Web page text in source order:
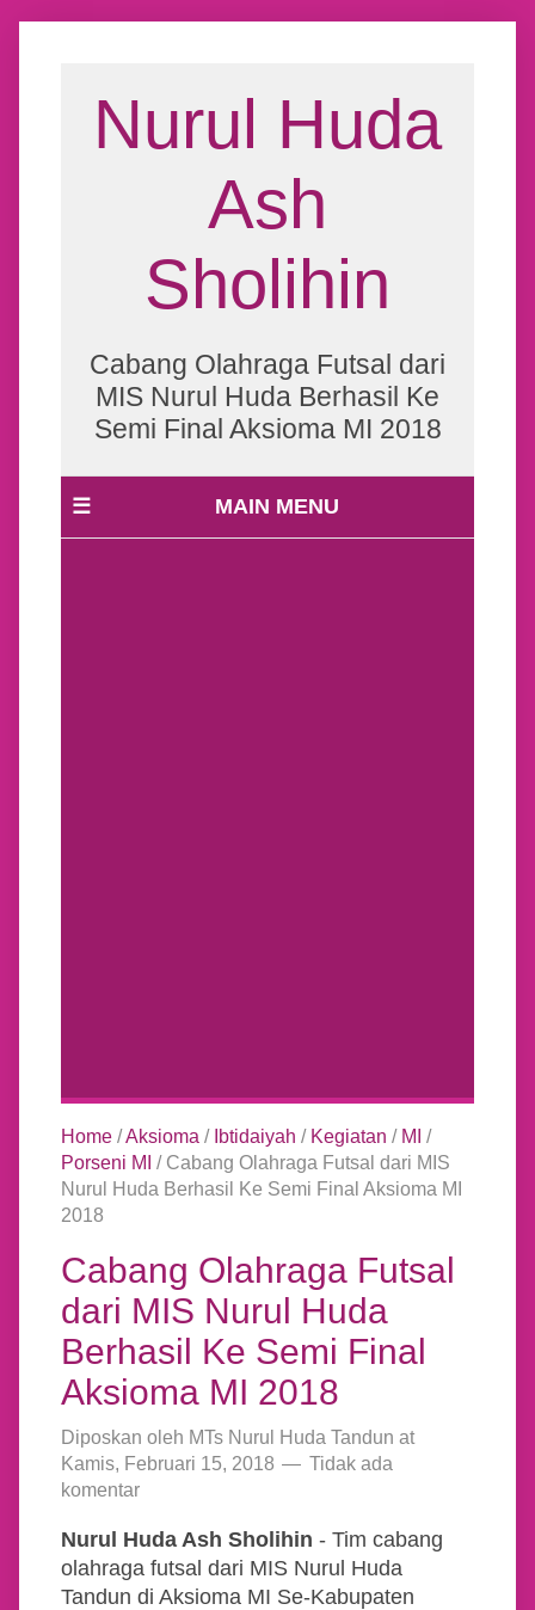
Nurul Huda
Ash
Sholihin
Cabang Olahraga Futsal dari
MIS Nurul Huda Berhasil Ke
Semi Final Aksioma MI 2018
☰ MAIN MENU
Home/Aksioma / Ibtidaiyah / Kegiatan / MI /
Porseni MI / Cabang Olahraga Futsal dari MIS
Nurul Huda Berhasil Ke Semi Final Aksioma MI
2018
Cabang Olahraga Futsal
dari MIS Nurul Huda
Berhasil Ke Semi Final
Aksioma MI 2018
Diposkan oleh MTs Nurul Huda Tandun at
Kamis, Februari 15, 2018
Tidak ada
komentar
Nurul Huda Ash Sholihin - Tim cabang
olahraga futsal dari MIS Nurul Huda
Tandun di Aksioma MI Se-Kabupaten